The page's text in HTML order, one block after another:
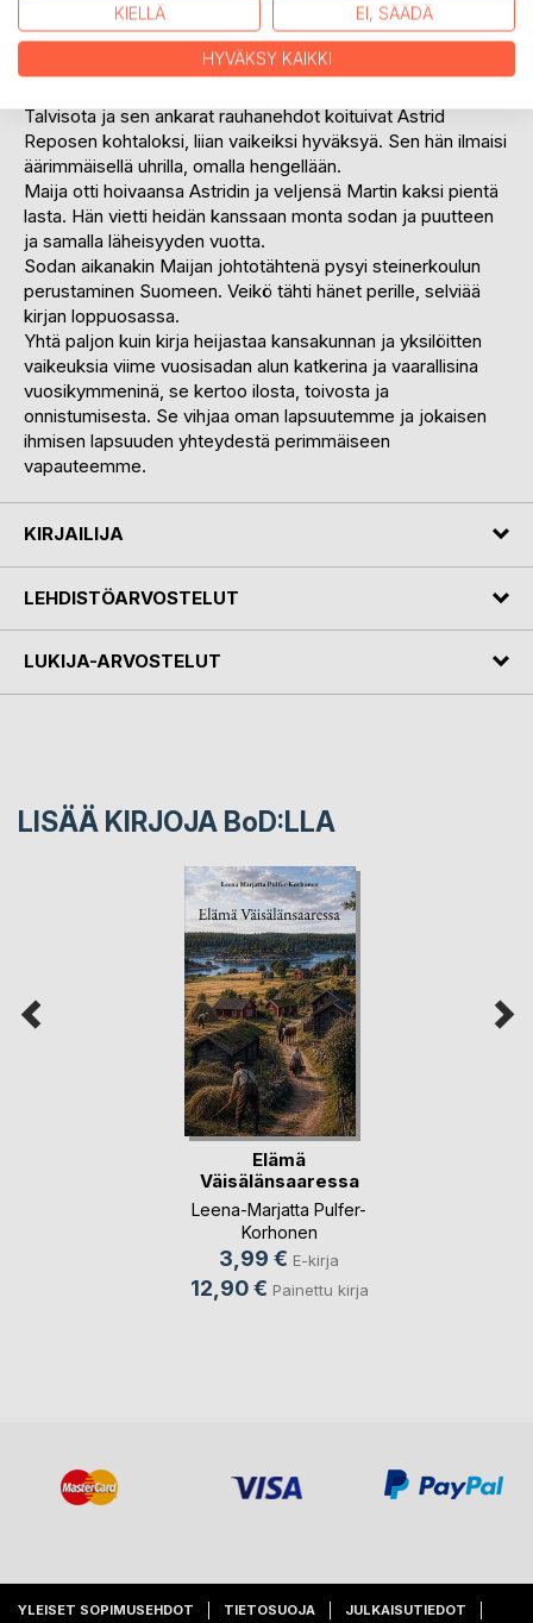
Maija Juvas löysi steinerpedagogiikasta innoittavan
kutsumuksensa ja alkoi perehtyä sen käsitteisiin ja
taidepainotteiseen käytäntöön. Astrid toivoi ainakin
Talvisota ja sen ankarat rauhanehdot koituivat Astrid
Reposen kohtaloksi, liian vaikeiksi hyväksyä. Sen hän ilmaisi
äärimmäisellä uhrilla, omalla hengellään.
Maija otti hoivaansa Astridin ja veljensä Martin kaksi pientä
lasta. Hän vietti heidän kanssaan monta sodan ja puutteen
ja samalla läheisyyden vuotta.
Sodan aikanakin Maijan johtotähtenä pysyi steinerkoulun
perustaminen Suomeen. Veikö tähti hänet perille, selviää
kirjan loppuosassa.
Yhtä paljon kuin kirja heijastaa kansakunnan ja yksilöitten
vaikeuksia viime vuosisadan alun katkerina ja vaarallisina
vuosikymmeninä, se kertoo ilosta, toivosta ja
onnistumisesta. Se vihjaa oman lapsuutemme ja jokaisen
ihmisen lapsuuden yhteydestä perimmäiseen
vapauteemme.
KIRJAILIJA
LEHDISTÖARVOSTELUT
LUKIJA-ARVOSTELUT
LISÄÄ KIRJOJA BoD:LLA
Elämä
Väisälänsaaressa
Leena-Marjatta Pulfer-
Korhonen
3,99 € E-kirja
12,90 € Painettu kirja
YLEISET SOPIMUSEHDOT TIETOSUOJA JULKAISUTIEDOT
KIELLÄ EI, SÄÄDÄ
HYVÄKSY KAIKKI